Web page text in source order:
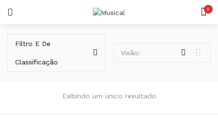
0
Exibindo um único resultado
Filtro E De
Classificação
Visão: